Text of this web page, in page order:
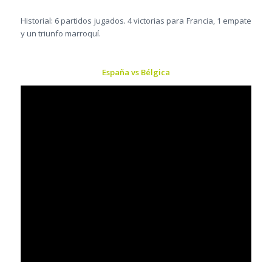
Historial: 6 partidos jugados. 4 victorias para Francia, 1 empate
y un triunfo marroquí.
España vs Bélgica